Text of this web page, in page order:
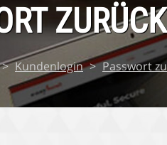
> Kundenlogin > Passwort